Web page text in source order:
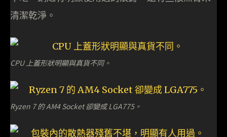
清潔乾淨。
CPU 上蓋形狀明顯與真貨不同。
Ryzen 7 的 AM4 Socket 卻變成 LGA775。